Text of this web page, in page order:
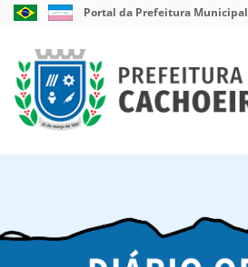
Link
externo
Portal
Brasil
Link
externo
Portal
do
Governo
do
Estado
do
Portal da Prefeitura Municipal